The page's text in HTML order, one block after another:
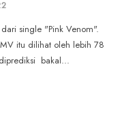
single "Pink Venom".
itu dilihat oleh lebih 78
bakal...